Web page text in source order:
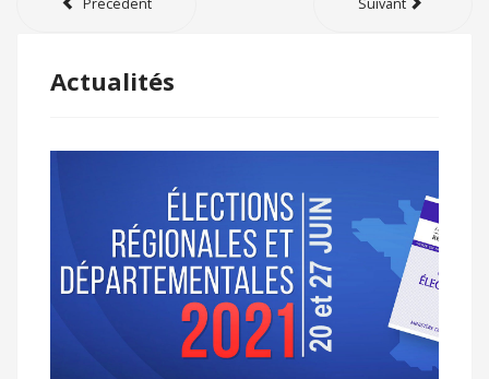
Précédent Suivant
Actualités